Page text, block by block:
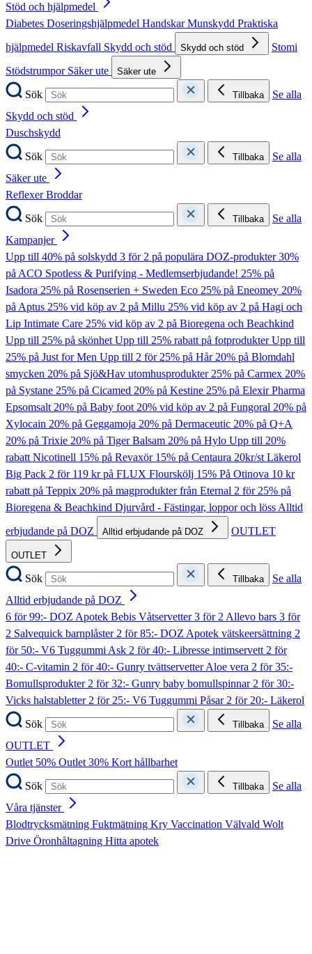
Stöd och hjälpmedel
Diabetes Doseringshjälpmedel HandskarMunskydd Praktiska
hjälpmedel Riskavfall Skydd och stöd Skydd och stöd
Stomi
Stödstrumpor Säker ute Säker ute
Sök Tillbaka
Se alla
Skydd och stöd
Duschskydd
Sök
Tillbaka
Se alla
Säker ute
ReflexerBroddar
Sök
Tillbaka
Se alla
Kampanjer
Upp till 40% på solskydd 3 för 2 på populära DOZ-produkter30%
på ACO Spotless & Purifying - Medlemserbjudande! 25% på
Isadora 25% på Rosenserien + Sweden Eco 25% på Eneomey 20%
på Aptus 25% vid köp av 2 på Millu 25% vid köp av 2 på Hagi och
Lip Intimate Care 25% vid köp av 2 på Bioregena och Beachkind
Upp till 25% på skönhetUpp till 25% rabatt på fotprodukterUpp till
25% på Just for Men Upp till 2 för 25% på Hår20% på Blomdahl
smycken 20% på Sjö&Hav utomhusprodukter25% på Carmex 20%
på Systane 25% på Cicamed 20% på Kestine 25% på Elexir Pharma
Epsomsalt20% på Baby foot20% vid köp av 2 på Fungoral 20% på
Xylocain 20% på Geggamoja 20% på Dermaceutic 20% på Q+A
20% på Trixie 20% på Tiger Balsam 20% på Hylo Upp till 20%
rabatt Nicotinell 15% på Revaxör 15% på Centaura 20kr/st Läkerol
Big Pack 2 för 119 kr på FLUX Flourskölj 15% På Otinova 10 kr
rabatt på Teppix 20% på magprodukter från Eternal 2 för 25% på
Bioregena & Beachkind Djurvård - Fästingar, loppor och lössAlltid
erbjudande på DOZ
Alltid erbjudande på DOZ OUTLET
OUTLET
Sök Tillbaka
Se alla
Alltid erbjudande på DOZ
6 för 99:- DOZ Apotek Bebis Våtservetter3 för 2 Allevo bars 3 för
2 Salvequick barnplåster2 för 85:- DOZ Apotek vätskeersättning 2
för 50:- V6 Tuggummi Ask 2 för 40:- Libresse intimservett2 för
40:- C-vitamin 2 för 40:- Gunry tvättservetter Aloe vera 2 för 35:-
Bomullsprodukter2 för 32:- Gunry baby bomullspinnar2 för 30:-
Vicks halstabletter2 för 25:- V6 Tuggummi Påsar2 för 20:- Läkerol
Sök
Tillbaka
Se alla
OUTLET
Outlet 50% Outlet 30% Kort hållbarhet
Sök
Tillbaka
Se alla
Våra tjänster
Blodtrycksmätning Fuktmätning Kry Vaccination Välvald Wolt
Drive Öronhåltagning Hitta apotek